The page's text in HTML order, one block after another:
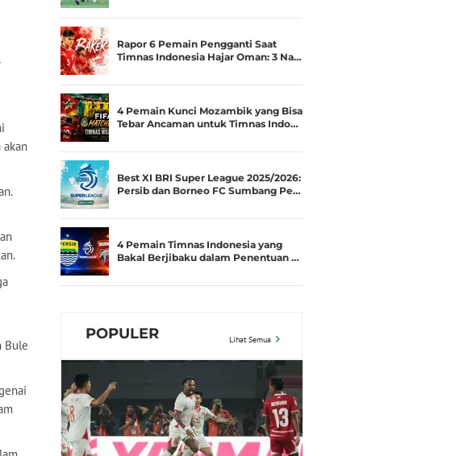
akan
Bule
Rapor 6 Pemain Pengganti Saat
Timnas Indonesia Hajar Oman: 3 Na…
4 Pemain Kunci Mozambik yang Bisa
Tebar Ancaman untuk Timnas Indo…
Best XI BRI Super League 2025/2026:
Persib dan Borneo FC Sumbang Pe…
4 Pemain Timnas Indonesia yang
Bakal Berjibaku dalam Penentuan …
POPULER Lihat Semua